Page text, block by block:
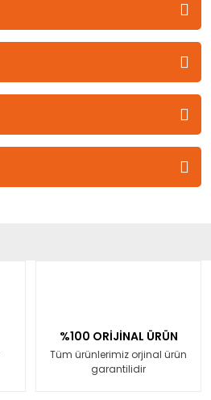
%100 ORİJİNAL ÜRÜN
Tüm ürünlerimiz orjinal ürün
garantilidir